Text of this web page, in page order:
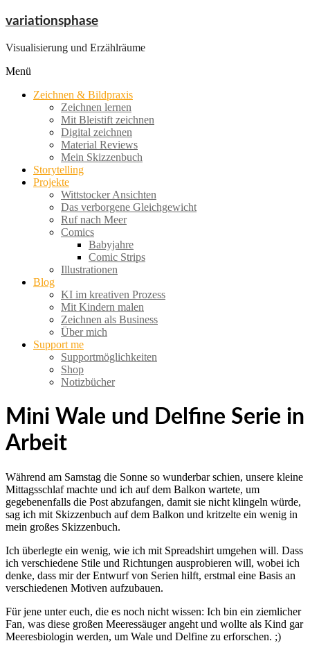
Zum
springen
variationsphase
Visualisierung und Erzählräume
Menü
Zeichnen & Bildpraxis
Zeichnen lernen
Mit Bleistift zeichnen
Digital zeichnen
Material Reviews
Mein Skizzenbuch
Storytelling
Projekte
Wittstocker Ansichten
Das verborgene Gleichgewicht
Ruf nach Meer
Comics
Babyjahre
Comic Strips
Illustrationen
Blog
KI im kreativen Prozess
Mit Kindern malen
Zeichnen als Business
Über mich
Support me
Supportmöglichkeiten
Shop
Notizbücher
Mini Wale und Delfine Serie in
Arbeit
Während am Samstag die Sonne so wunderbar schien, unsere kleine
Mittagsschlaf machte und ich auf dem Balkon wartete, um
gegebenenfalls die Post abzufangen, damit sie nicht klingeln würde,
sag ich mit Skizzenbuch auf dem Balkon und kritzelte ein wenig in
mein großes Skizzenbuch.
Ich überlegte ein wenig, wie ich mit Spreadshirt umgehen will. Dass
ich verschiedene Stile und Richtungen ausprobieren will, wobei ich
denke, dass mir der Entwurf von Serien hilft, erstmal eine Basis an
verschiedenen Motiven aufzubauen.
Für jene unter euch, die es noch nicht wissen: Ich bin ein ziemlicher
Fan, was diese großen Meeressäuger angeht und wollte als Kind gar
Meeresbiologin werden, um Wale und Delfine zu erforschen. ;)